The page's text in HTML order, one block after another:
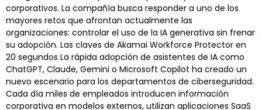
corporativos. La compañía busca responder a uno de los
mayores retos que afrontan actualmente las
organizaciones: controlar el uso de la IA generativa sin frenar
su adopción. Las claves de Akamai Workforce Protector en
20 segundos La rápida adopción de asistentes de IA como
ChatGPT, Claude, Gemini o Microsoft Copilot ha creado un
nuevo escenario para los departamentos de ciberseguridad.
Cada día miles de empleados introducen información
corporativa en modelos externos, utilizan aplicaciones SaaS